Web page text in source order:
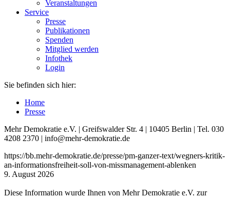
Veranstaltungen
Service
Presse
Publikationen
Spenden
Mitglied werden
Infothek
Login
Sie befinden sich hier:
Home
Presse
Mehr Demokratie e.V. | Greifswalder Str. 4 | 10405 Berlin | Tel. 030
4208 2370 | info@mehr-demokratie.de
https://bb.mehr-demokratie.de/presse/pm-ganzer-text/wegners-kritik-
an-informationsfreiheit-soll-von-missmanagement-ablenken
9. August 2026
Diese Information wurde Ihnen von Mehr Demokratie e.V. zur